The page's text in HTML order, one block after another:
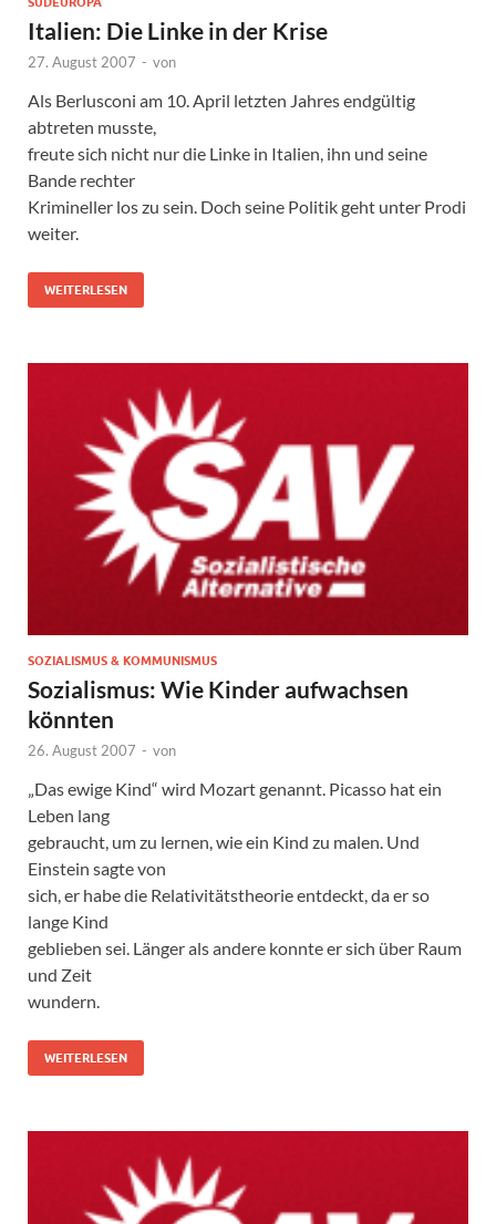
Italien: Die Linke in der Krise
27. August 2007 - von
Als Berlusconi am 10. April letzten Jahres endgültig
abtreten musste,
freute sich nicht nur die Linke in Italien, ihn und seine
Bande rechter
Krimineller los zu sein. Doch seine Politik geht unter Prodi
weiter.
WEITERLESEN
SOZIALISMUS & KOMMUNISMUS
Sozialismus: Wie Kinder aufwachsen
könnten
26. August 2007 - von
„Das ewige Kind“ wird Mozart genannt. Picasso hat ein
Leben lang
gebraucht, um zu lernen, wie ein Kind zu malen. Und
Einstein sagte von
sich, er habe die Relativitätstheorie entdeckt, da er so
lange Kind
geblieben sei. Länger als andere konnte er sich über Raum
und Zeit
wundern.
WEITERLESEN